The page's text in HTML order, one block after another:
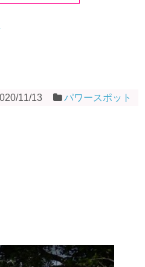
11/13 パワースポット